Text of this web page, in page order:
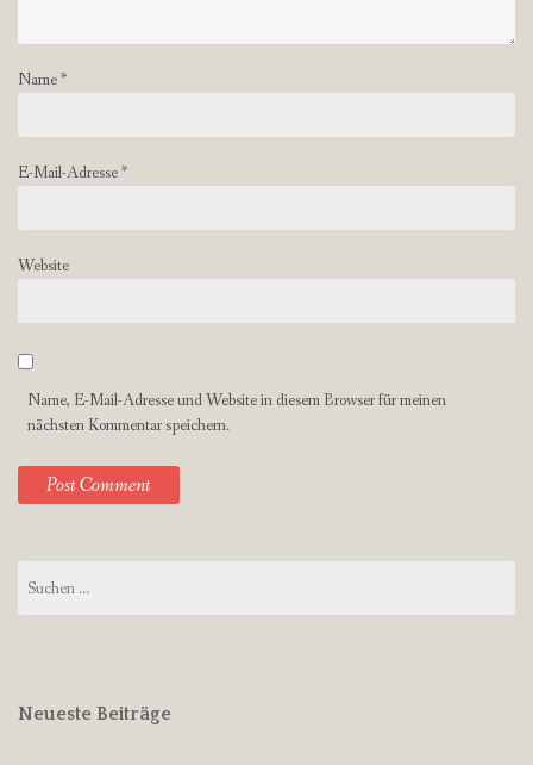
Name*
E-Mail-Adresse*
Website
Name, E-Mail-Adresse und Website in diesem Browser für meinen
nächsten Kommentar speichern.
nach:
Neueste Beiträge